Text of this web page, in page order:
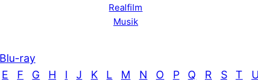
Realfilm
Musik
Blu-ray
E F G H I J K L M N O P Q R S T